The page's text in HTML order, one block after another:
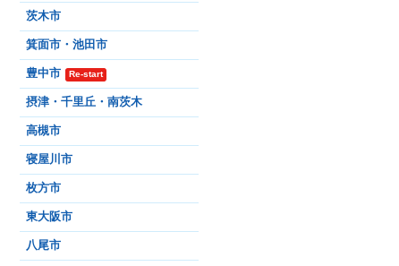
茨木市
箕面市・池田市
豊中市 Re-start
摂津・千里丘・南茨木
高槻市
寝屋川市
枚方市
東大阪市
八尾市